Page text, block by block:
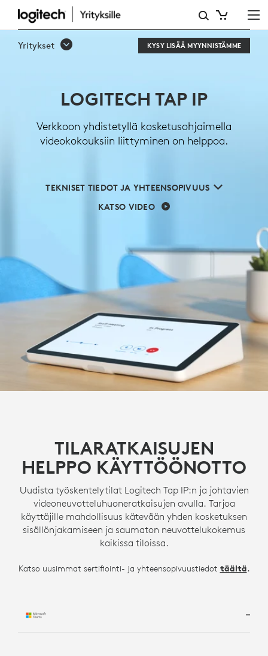
LOGITECH
TAP
Yritykset KYSY LISÄÄ MYYNNISTÄMME
LOGITECH TAP IP
Verkkoon yhdistetyllä kosketusohjaimella
videokokouksiin liittyminen on helppoa.
TEKNISET TIEDOT JA YHTEENSOPIVUUS
KATSO VIDEO
TILARATKAISUJEN
HELPPO KÄYTTÖÖNOTTO
Uudista työskentelytilat Logitech Tap IP:n ja johtavien
videoneuvotteluhuoneratkaisujen avulla. Tarjoa
käyttäjille mahdollisuus kätevään yhden kosketuksen
sisällönjakamiseen ja saumaton neuvottelukokemus
kaikissa tiloissa.
Katso uusimmat sertifiointi- ja yhteensopivuustiedot täältä.